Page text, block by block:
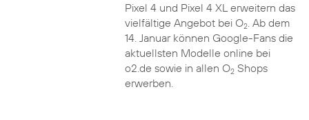
Pixel 4 und Pixel 4 XL erweitern das
vielfältige Angebot bei O2. Ab dem
14. Januar können Google-Fans die
aktuellsten Modelle online bei
o2.de sowie in allen O2Shops
erwerben.